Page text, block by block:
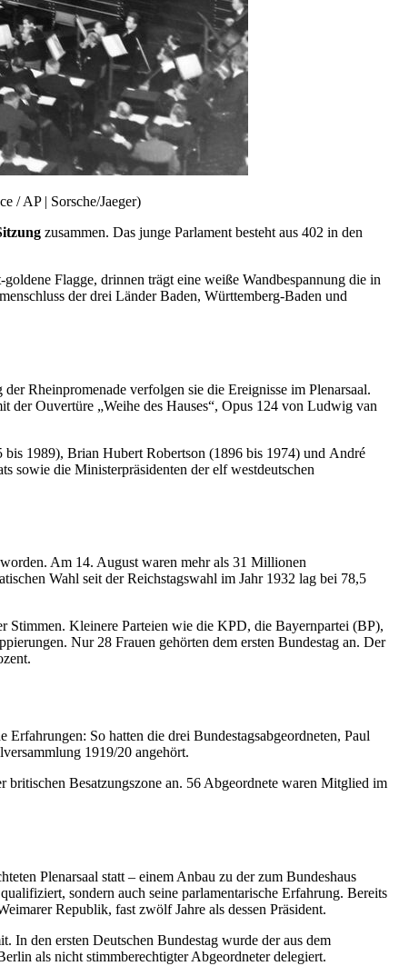
/ AP | Sorsche/Jaeger)
zusammen. Das junge Parlament besteht aus 402 in den
Flagge, drinnen trägt eine weiße Wandbespannung die in
der drei Länder Baden, Württemberg-Baden und
Rheinpromenade verfolgen sie die Ereignisse im Plenarsaal.
Ouvertüre „Weihe des Hauses“, Opus 124 von Ludwig van
bis 1989), Brian Hubert Robertson (1896 bis 1974) und André
sowie die Ministerpräsidenten der elf westdeutschen
Am 14. August waren mehr als 31 Millionen
Wahl seit der Reichstagswahl im Jahr 1932 lag bei 78,5
Kleinere Parteien wie die KPD, die Bayernpartei (BP),
Nur 28 Frauen gehörten dem ersten Bundestag an. Der
So hatten die drei Bundestagsabgeordneten, Paul
1919/20 angehört.
britischen Besatzungszone an. 56 Abgeordnete waren Mitglied im
Plenarsaal statt – einem Anbau zu der zum Bundeshaus
sondern auch seine parlamentarische Erfahrung. Bereits
Republik, fast zwölf Jahre als dessen Präsident.
In den ersten Deutschen Bundestag wurde der aus dem
als nicht stimmberechtigter Abgeordneter delegiert.